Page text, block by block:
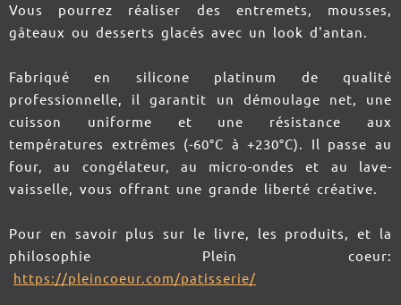
Vous pourrez réaliser des entremets, mousses,
gâteaux ou desserts glacés avec un look d'antan.
Fabriqué en silicone platinum de qualité
professionnelle, il garantit un démoulage net, une
cuisson uniforme et une résistance aux
températures extrêmes (-60°C à +230°C). Il passe au
four, au congélateur, au micro-ondes et au lave-
vaisselle, vous offrant une grande liberté créative.
Pour en savoir plus sur le livre, les produits, et la
philosophie Plein coeur:
https://pleincoeur.com/patisserie/